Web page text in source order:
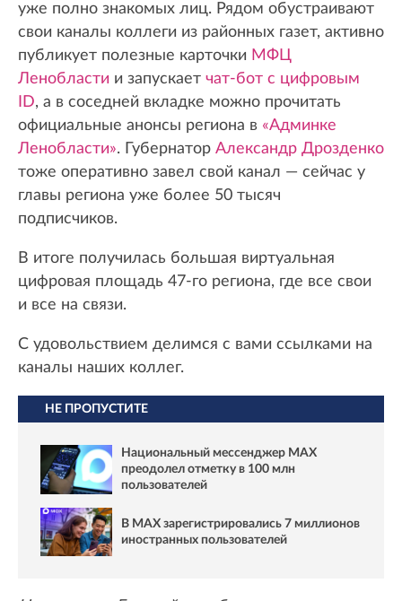
уже полно знакомых лиц. Рядом обустраивают
свои каналы коллеги из районных газет, активно
публикует полезные карточки МФЦ
Ленобласти и запускает чат-бот с цифровым
ID, а в соседней вкладке можно прочитать
официальные анонсы региона в «Админке
Ленобласти». Губернатор Александр Дрозденко
тоже оперативно завел свой канал — сейчас у
главы региона уже более 50 тысяч
подписчиков.
В итоге получилась большая виртуальная
цифровая площадь 47-го региона, где все свои
и все на связи.
С удовольствием делимся с вами ссылками на
каналы наших коллег.
НЕ ПРОПУСТИТЕ
Национальный мессенджер MAX
преодолел отметку в 100 млн
пользователей
В MAX зарегистрировались 7 миллионов
иностранных пользователей